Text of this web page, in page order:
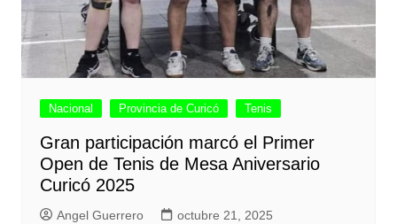
Nacional Provincia de Curicó Tenis
Gran participación marcó el Primer
Open de Tenis de Mesa Aniversario
Curicó 2025
Angel Guerrero octubre 21, 2025